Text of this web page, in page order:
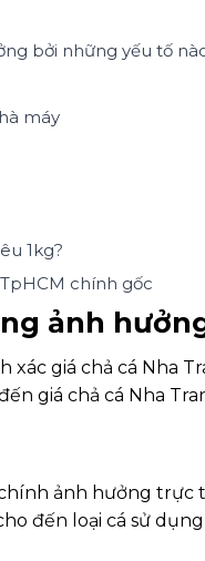
bởi những yếu tố
máy
1kg?
chính gốc
ảnh
xác giá chả cá Nha
giá chả cá Nha
ảnh hưởng trực
đến loại cá sử